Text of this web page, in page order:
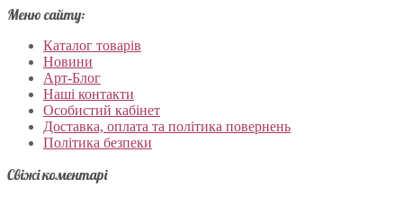
Меню сайту:
Каталог товарів
Новини
Арт-Блог
Наші контакти
Особистий кабінет
Доставка, оплата та політика повернень
Політика безпеки
Свіжі коментарі